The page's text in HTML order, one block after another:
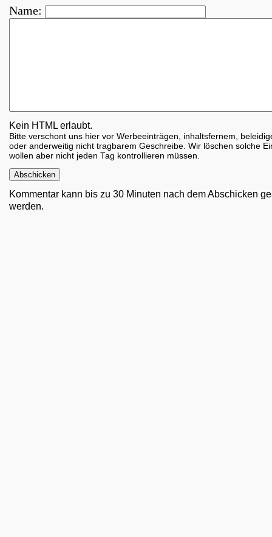
Name:
Kein HTML erlaubt.
Bitte verschont uns hier vor Werbeeinträgen, inhaltsfernem,
oder anderweitig nicht tragbarem Geschreibe. Wir löschen solche
wollen aber nicht jeden Tag kontrollieren müssen.
Kommentar kann bis zu 30 Minuten nach dem Abschicken
werden.